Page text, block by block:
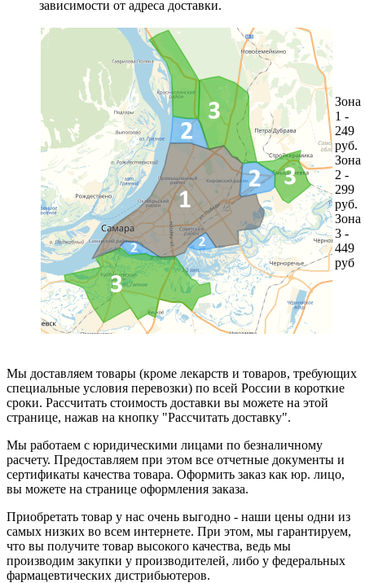
зависимости от адреса доставки.
Зона
1 -
249
руб.
Зона
2 -
299
руб.
Зона
3 -
449
руб
Мы доставляем товары (кроме лекарств и товаров, требующих
специальные условия перевозки) по всей России в короткие
сроки. Рассчитать стоимость доставки вы можете на этой
странице, нажав на кнопку "Рассчитать доставку".
Мы работаем с юридическими лицами по безналичному
расчету. Предоставляем при этом все отчетные документы и
сертификаты качества товара. Оформить заказ как юр. лицо,
вы можете на странице оформления заказа.
Приобретать товар у нас очень выгодно - наши цены одни из
самых низких во всем интернете. При этом, мы гарантируем,
что вы получите товар высокого качества, ведь мы
производим закупки у производителей, либо у федеральных
фармацевтических дистрибьютеров.